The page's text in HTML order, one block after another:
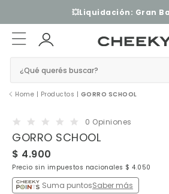
💥Liquidación: Gran
¿Qué querés buscar?
Home | Productos | GORRO SCHOOL
0 Opiniones
GORRO SCHOOL
$ 4.900
Precio sin impuestos nacionales $ 4.050
Suma puntosSaber más